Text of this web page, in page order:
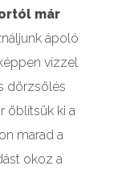
már
ápoló
vízzel
dörzsölés
öblítsük ki a
marad a
okoz a